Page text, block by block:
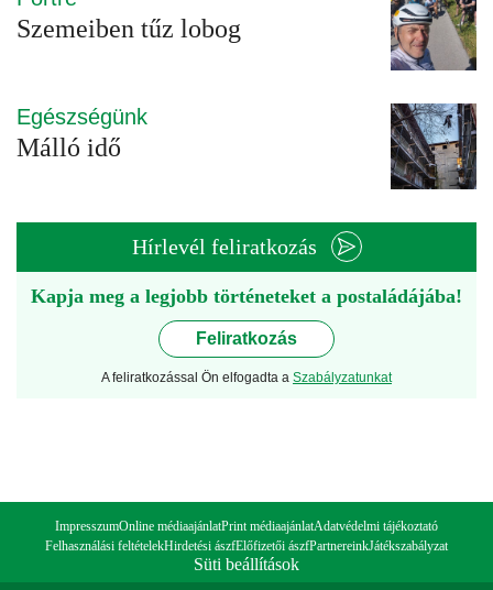
Szemeiben tűz lobog
Egészségünk
Málló idő
Hírlevél feliratkozás
Kapja meg a legjobb történeteket a postaládájába!
Feliratkozás
A feliratkozással Ön elfogadta a Szabályzatunkat
ImpresszumOnline médiaajánlatPrint médiaajánlatAdatvédelmi tájékoztató
Felhasználási feltételekHirdetési ászfElőfizetői ászfPartnereinkJátékszabályzat
Süti beállítások